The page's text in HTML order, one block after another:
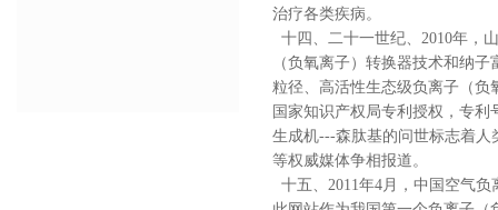
治疗各类疾病。
十四、二十一世纪、2010年，
（负氧离子）转换器技术和纳
粒径、高活性生态级负离子（负
国家知识产权局专利授权，专利
生成机---森肽基的问世标志着人
等权威媒体争相报道。
十五、 2011年4月，中国空气